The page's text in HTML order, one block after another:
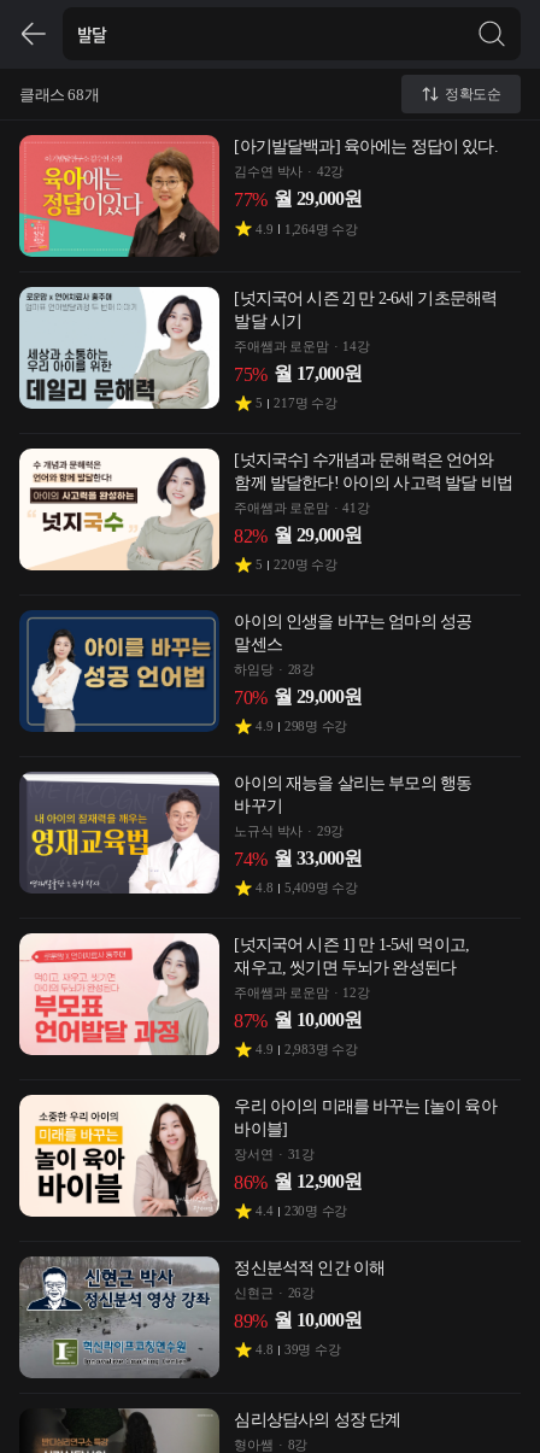
클래스 68개 정확도순
[아기발달백과] 육아에는 정답이 있다.
김수연 박사 42강
77% 월 29,000원
4.9 1,264명 수강
[넛지국어 시즌 2] 만 2-6세 기초문해력
발달 시기
주애쌤과 로운맘 14강
75% 월 17,000원
5 217명 수강
[넛지국수] 수개념과 문해력은 언어와
함께 발달한다! 아이의 사고력 발달 비법
주애쌤과 로운맘 41강
82% 월 29,000원
5 220명 수강
아이의 인생을 바꾸는 엄마의 성공
말센스
하임당 28강
70% 월 29,000원
4.9 298명 수강
아이의 재능을 살리는 부모의 행동
바꾸기
노규식 박사 29강
74% 월 33,000원
4.8 5,409명 수강
[넛지국어 시즌 1] 만 1-5세 먹이고,
재우고, 씻기면 두뇌가 완성된다
주애쌤과 로운맘 12강
87% 월 10,000원
4.9 2,983명 수강
우리 아이의 미래를 바꾸는 [놀이 육아
바이블]
장서연 31강
86% 월 12,900원
4.4 230명 수강
정신분석적 인간 이해
신현근 26강
89% 월 10,000원
4.8 39명 수강
심리상담사의 성장 단계
형아쌤 8강